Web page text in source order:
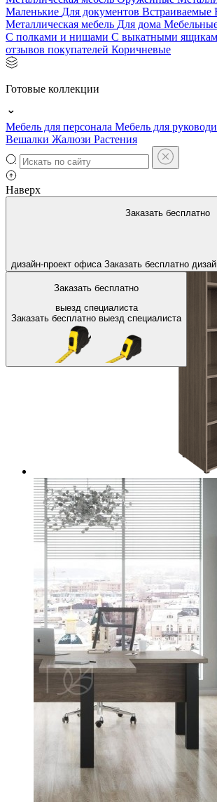
Маленькие Для документов Встраиваемые
Металлическая мебель Для дома
С полками и нишами С выкатными
отзывов покупателей Коричневые
Готовые коллекции
Мебель для персонала Мебель для
Вешалки Жалюзи Растения
Наверх
Заказать бесплатно
дизайн-проект офиса Заказать бесплатно
Заказать бесплатно
выезд специалиста
Заказать бесплатно выезд специалиста
На главную